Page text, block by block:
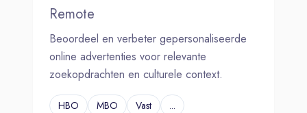
Remote
Beoordeel en verbeter gepersonaliseerde
online advertenties voor relevante
zoekopdrachten en culturele context.
HBO MBO Vast ...